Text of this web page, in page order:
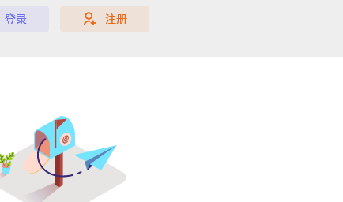
登录 注册